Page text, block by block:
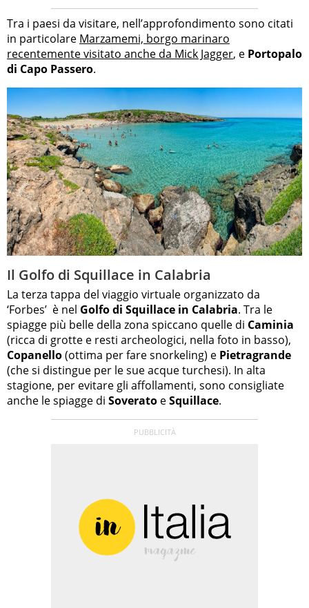
Tra i paesi da visitare, nell’approfondimento sono citati
in particolare Marzamemi, borgo marinaro
recentemente visitato anche da Mick Jagger, e Portopalo
di Capo Passero.
Il Golfo di Squillace in Calabria
La terza tappa del viaggio virtuale organizzato da
‘Forbes’ è nel Golfo di Squillace in Calabria. Tra le
spiagge più belle della zona spiccano quelle di Caminia
(ricca di grotte e resti archeologici, nella foto in basso),
Copanello(ottima per fare snorkeling) e Pietragrande
(che si distingue per le sue acque turchesi). In alta
stagione, per evitare gli affollamenti, sono consigliate
anche le spiagge di Soverato eSquillace.